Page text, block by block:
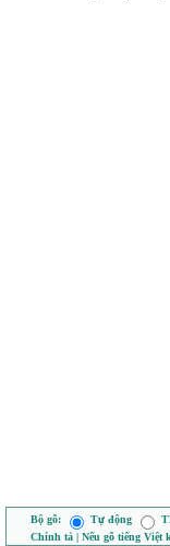
Bộ gõ: Tự động
Chính tả | Nếu gõ tiếng Việt